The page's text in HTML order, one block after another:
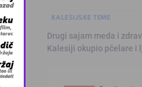
KALESIJSKE TEME
Drugi sajam meda i
Kalesiji okupio pčelare i